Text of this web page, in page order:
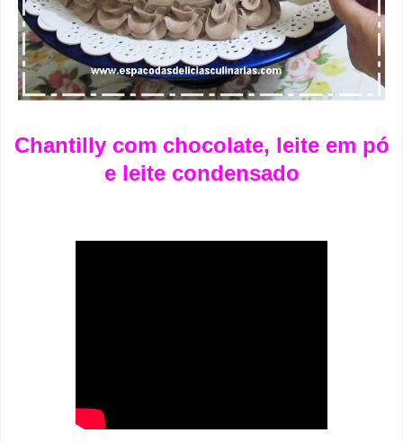
Chantilly com chocolate, leite em pó
e leite condensado